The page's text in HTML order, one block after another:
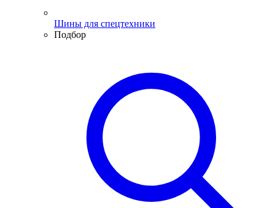
Шины для спецтехники
Подбор